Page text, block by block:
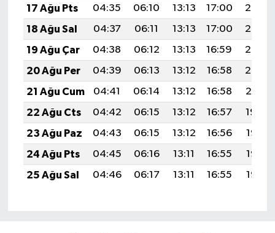
17 Ağu Pts
04:35 06:10 13:13 17:00
20:06
18 Ağu Sal
04:37 06:11 13:13 17:00
20:05
19 Ağu Çar
04:38 06:12 13:13 16:59
20:03
20 Ağu Per
04:39 06:13 13:12 16:58
20:02
21 Ağu Cum
04:41 06:14 13:12 16:58
20:01
22 Ağu Cts
04:42 06:15 13:12 16:57
19:59
23 Ağu Paz
04:43 06:15 13:12 16:56
19:58
24 Ağu Pts
04:45 06:16 13:11 16:55
19:56
25 Ağu Sal
04:46 06:17 13:11 16:55 19:55